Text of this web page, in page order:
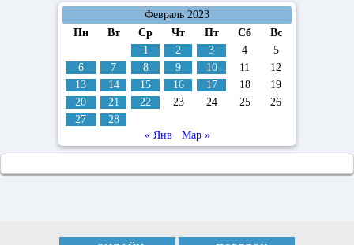
Февраль 2023
Пн
Вт Ср Чт Пт Сб
Вс
1
2 3 4
5
6
7 8 9 10 11
12
13
14 15 16 17 18
19
20
21 22 23 24 25
26
27
28
« Янв
Мар »